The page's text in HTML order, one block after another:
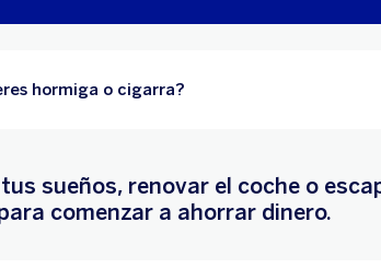
hormiga o cigarra?
sueños, renovar el coche o
comenzar a ahorrar dinero.